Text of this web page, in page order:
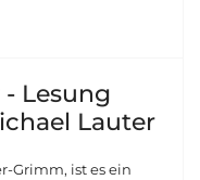
- Lesung
Lauter
Grimm, ist es ein